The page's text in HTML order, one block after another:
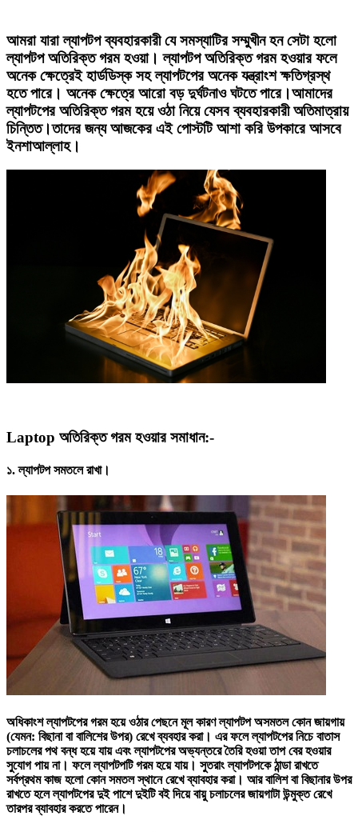
আমরা যারা ল্যাপটপ ব্যবহারকারী যে সমস্যাটির সম্মুখীন হন সেটা হলো
ল্যাপটপ অতিরিক্ত গরম হওয়া। ল্যাপটপ অতিরিক্ত গরম হওয়ার ফলে
অনেক ক্ষেত্রেই হার্ডডিস্ক সহ ল্যাপটপের অনেক যন্ত্রাংশ ক্ষতিগ্রস্থ
হতে পারে। অনেক ক্ষেত্রে আরো বড় দুর্ঘটনাও ঘটতে পারে।আমাদের
ল্যাপটপের অতিরিক্ত গরম হয়ে ওঠা নিয়ে যেসব ব্যবহারকারী অতিমাত্রায়
চিন্তিত।তাদের জন্য আজকের এই পোস্টটি আশা করি উপকারে আসবে
ইনশাআল্লাহ।
Laptop অতিরিক্ত গরম হওয়ার সমাধান:-
১.ল্যাপটপ সমতলে রাখা।
অধিকাংশ ল্যাপটপের গরম হয়ে ওঠার পেছনে মূল কারণ ল্যাপটপ অসমতল কোন জায়গায়
(যেমন: বিছানা বা বালিশের উপর) রেখে ব্যবহার করা। এর ফলে ল্যাপটপের নিচে বাতাস
চলাচলের পথ বন্ধ হয়ে যায় এবং ল্যাপটপের অভ্যন্তরে তৈরি হওয়া তাপ বের হওয়ার
সুযোগ পায় না। ফলে ল্যাপটপটি গরম হয়ে যায়। সুতরাং ল্যাপটপকে ঠান্ডা রাখতে
সর্বপ্রথম কাজ হলো কোন সমতল স্থানে রেখে ব্যাবহার করা। আর বালিশ বা বিছানার উপর
রাখতে হলে ল্যাপটপের দুই পাশে দুইটি বই দিয়ে বায়ু চলাচলের জায়গাটা উন্মুক্ত রেখে
তারপর ব্যাবহার করতে পারেন।